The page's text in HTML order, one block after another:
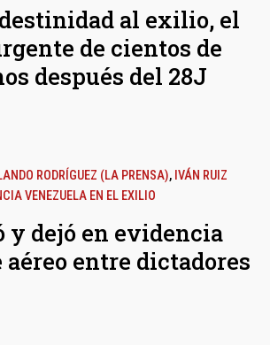
al exilio, el
de cientos de
después del 28J
RODRÍGUEZ (LA PRENSA), IVÁN RUIZ
VENEZUELA EN EL EXILIO
y dejó en evidencia
entre dictadores